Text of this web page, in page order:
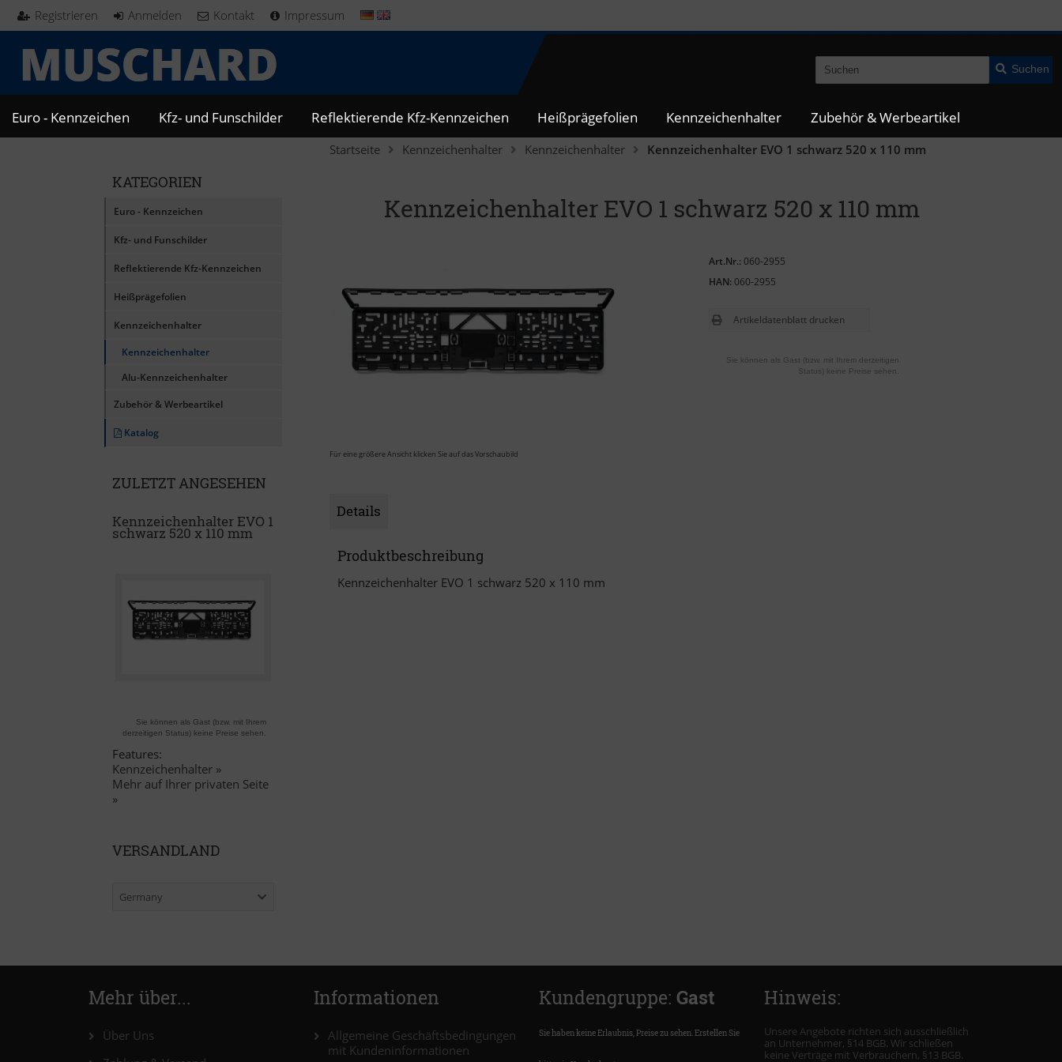
Registrieren Anmelden Kontakt Impressum
Suchen
Euro - Kennzeichen Kfz- und Funschilder Reflektierende Kfz-Kennzeichen Heißprägefolien Kennzeichenhalter Zubehör & Werbeartikel
Startseite Kennzeichenhalter Kennzeichenhalter Kennzeichenhalter EVO 1 schwarz 520 x 110 mm
Kennzeichenhalter EVO 1 schwarz 520 x 110 mm
Für eine größere Ansicht klicken Sie auf das Vorschaubild
Sie können als Gast (bzw. mit Ihrem derzeitigen
Status) keine Preise sehen.
Art.Nr.: 060-2955
HAN: 060-2955
Artikeldatenblatt drucken
Details
Produktbeschreibung
Kennzeichenhalter EVO 1 schwarz 520 x 110 mm
KATEGORIEN
Euro - Kennzeichen
Kfz- und Funschilder
Reflektierende Kfz-Kennzeichen
Heißprägefolien
Kennzeichenhalter
Kennzeichenhalter
Alu-Kennzeichenhalter
Zubehör & Werbeartikel
Katalog
ZULETZT ANGESEHEN
Kennzeichenhalter EVO 1
schwarz 520 x 110 mm
Sie können als Gast (bzw. mit Ihrem
derzeitigen Status) keine Preise sehen.
Features:
Kennzeichenhalter »
Mehr auf Ihrer privaten Seite
»
VERSANDLAND
Germany
Mehr über...
Über Uns
Informationen
Allgemeine Geschäftsbedingungen
mit Kundeninformationen
Kundengruppe: Gast
Sie haben keine Erlaubnis, Preise zu sehen. Erstellen Sie
Hinweis:
Unsere Angebote richten sich ausschließlich
an Unternehmer, §14 BGB. Wir schließen
keine Verträge mit Verbrauchern, §13 BGB.